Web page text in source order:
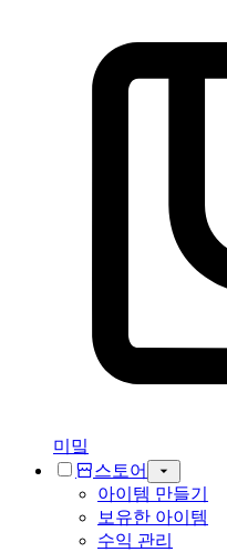
미밐
스토어
아이템 만들기
보유한 아이템
수익 관리